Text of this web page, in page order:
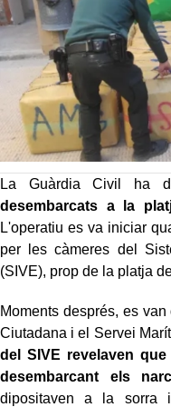
La Guàrdia Civil ha
desembarcats a la
L'operatiu es va iniciar
per les càmeres del
(SIVE), prop de la platja
Moments després, es
Ciutadana i el Servei
del SIVE revelaven
desembarcant els
dipositaven a la sorra